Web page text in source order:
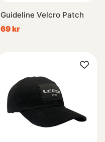
Guideline Velcro Patch
69 kr